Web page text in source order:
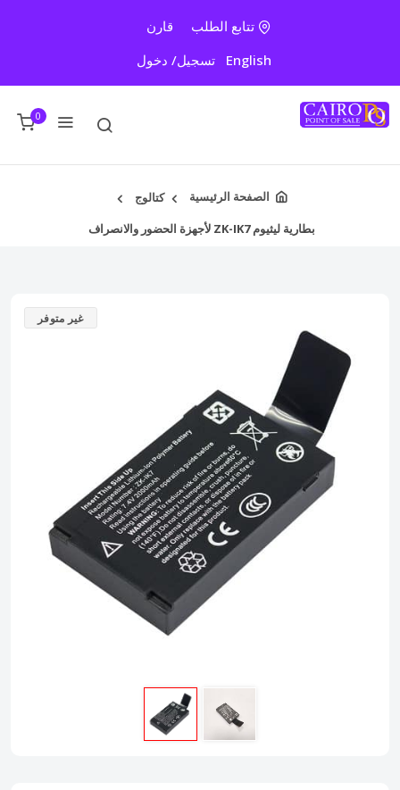
تتابع الطلب
قارن
English
تسجيل/ دخول
0
الصفحة الرئيسية
كتالوج
بطارية ليثيوم ZK-IK7 لأجهزة الحضور والانصراف
غير متوفر